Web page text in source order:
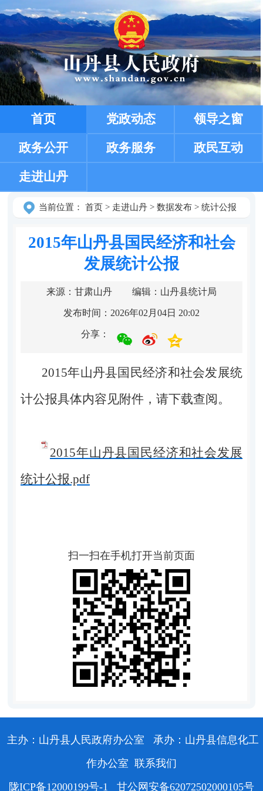
首页 党政动态 领导之窗
政务公开 政务服务 政民互动
走进山丹
当前位置： 首页> 走进山丹> 数据发布> 统计公报
2015年山丹县国民经济和社会
发展统计公报
来源：甘肃山丹 编辑：山丹县统计局
发布时间：2026年02月04日 20:02
分享：
2015年山丹县国民经济和社会发展统
计公报具体内容见附件，请下载查阅。
2015年山丹县国民经济和社会发展
统计公报.pdf
扫一扫在手机打开当前页面
主办：山丹县人民政府办公室
承办：山丹县信息化工
作办公室 联系我们
陇ICP备12000199号-1
甘公网安备62072502000105号